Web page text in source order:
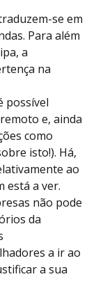
se em
Para além
a
na
possível
e, ainda
como
isto!). Há,
ao
está a ver.
não pode
da
a ir ao
a sua